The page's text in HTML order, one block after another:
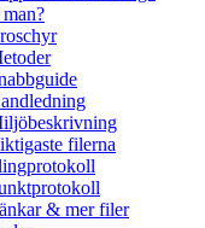
filerna
& mer filer